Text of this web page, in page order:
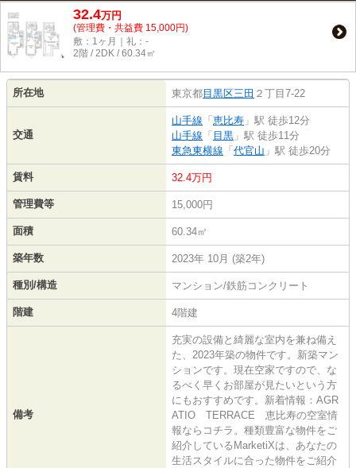
32.4万円
(管理費・共益費 15,000円)
敷：1ヶ月｜礼：-
2階 / 2DK / 60.34㎡
所在地 東京都目黒区三田 ２丁目7-22
交通
山手線 「 恵比寿 」駅 徒歩12分
山手線 「 目黒 」駅 徒歩11分
東急東横線 「 代官山 」駅 徒歩20分
賃料 32.4万円
管理費等 15,000円
面積 60.34㎡
築年数 2023年 10月 (築2年)
種別/構造 マンション/鉄筋コンクリート
階建 4階建
備考
充実の設備と綺麗な室内を兼ね備え
た、2023年築の物件です。新築マン
ションです。現在空家ですので、な
るべく早くお部屋が見たいという方
にもおすすめです。新着情報：AGR
ATIO TERRACE 恵比寿の空室情
報ならコチラ。種類豊富な物件をご
紹介しているMarketiXは、あなたの
生活スタイルに合った物件をご紹介